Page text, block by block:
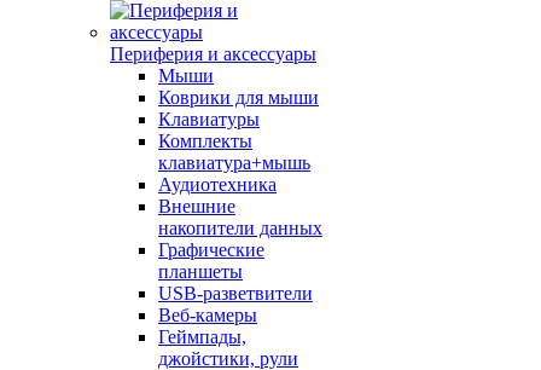
Периферия и аксессуары
Мыши
Коврики для мыши
Клавиатуры
Комплекты
клавиатура+мышь
Аудиотехника
Внешние
накопители данных
Графические
планшеты
USB-разветвители
Веб-камеры
Геймпады,
джойстики, рули